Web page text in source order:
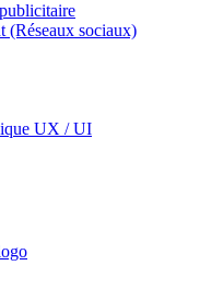
(Réseaux sociaux)
UX / UI